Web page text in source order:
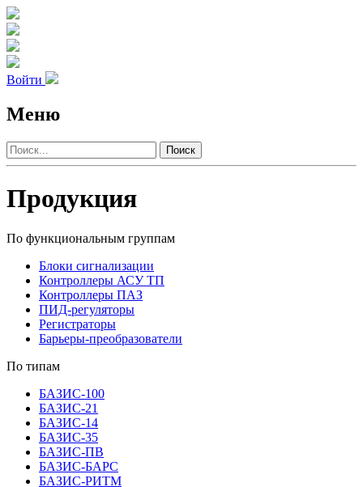
Войти
Меню
Поиск
Продукция
По функциональным группам
Блоки сигнализации
Контроллеры АСУ ТП
Контроллеры ПАЗ
ПИД-регуляторы
Регистраторы
Барьеры-преобразователи
По типам
БАЗИС-100
БАЗИС-21
БАЗИС-14
БАЗИС-35
БАЗИС-ПВ
БАЗИС-БАРС
БАЗИС-РИТМ